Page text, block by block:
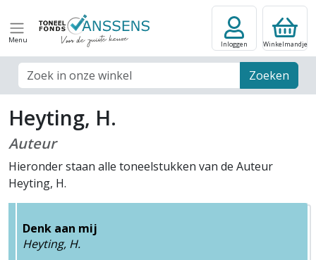
Menu
Zoek veld Zoeken
Inloggen Winkelmandje
Heyting, H.
Auteur
Hieronder staan alle toneelstukken van de Auteur
Heyting, H.
Denk aan mij
Heyting, H.